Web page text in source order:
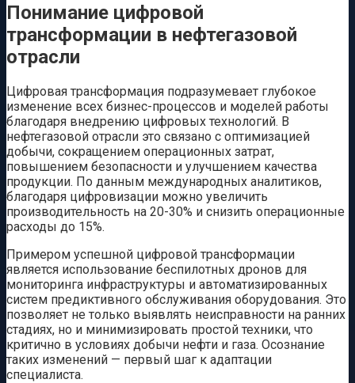
Понимание цифровой
трансформации в нефтегазовой
отрасли
Цифровая трансформация подразумевает глубокое
изменение всех бизнес-процессов и моделей работы
благодаря внедрению цифровых технологий. В
нефтегазовой отрасли это связано с оптимизацией
добычи, сокращением операционных затрат,
повышением безопасности и улучшением качества
продукции. По данным международных аналитиков,
благодаря цифровизации можно увеличить
производительность на 20-30% и снизить операционные
расходы до 15%.
Примером успешной цифровой трансформации
является использование беспилотных дронов для
мониторинга инфраструктуры и автоматизированных
систем предиктивного обслуживания оборудования. Это
позволяет не только выявлять неисправности на ранних
стадиях, но и минимизировать простой техники, что
критично в условиях добычи нефти и газа. Осознание
таких изменений — первый шаг к адаптации
специалиста.